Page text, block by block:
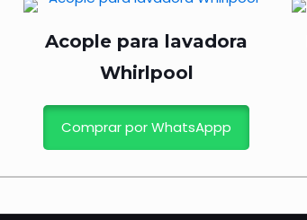
Acople para lavadora
Whirlpool
Comprar por WhatsAppp